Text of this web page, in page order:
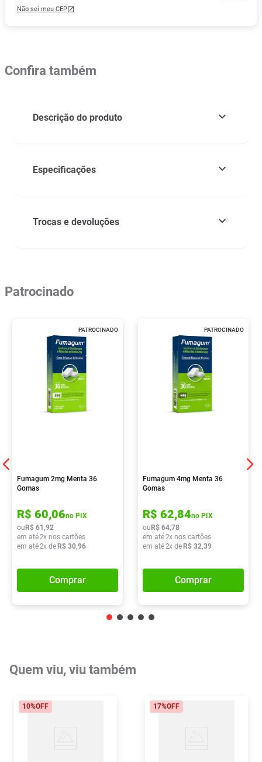
Não sei meu CEP
Confira também
Descrição do produto
Especificações
Trocas e devoluções
Patrocinado
PATROCINADO
Fumagum 2mg Menta 36
Gomas
R$ 60,06no PIX
ou R$ 61 ,92
em até2x nos cartões
em até2x de R$ 30,96
Comprar
PATROCINADO
Fumagum 4mg Menta 36
Gomas
R$ 62,84no PIX
ou R$ 64,78
em até2x nos cartões
em até2x de R$ 32,39
Comprar
Quem viu, viu também
10%OFF 17%OFF